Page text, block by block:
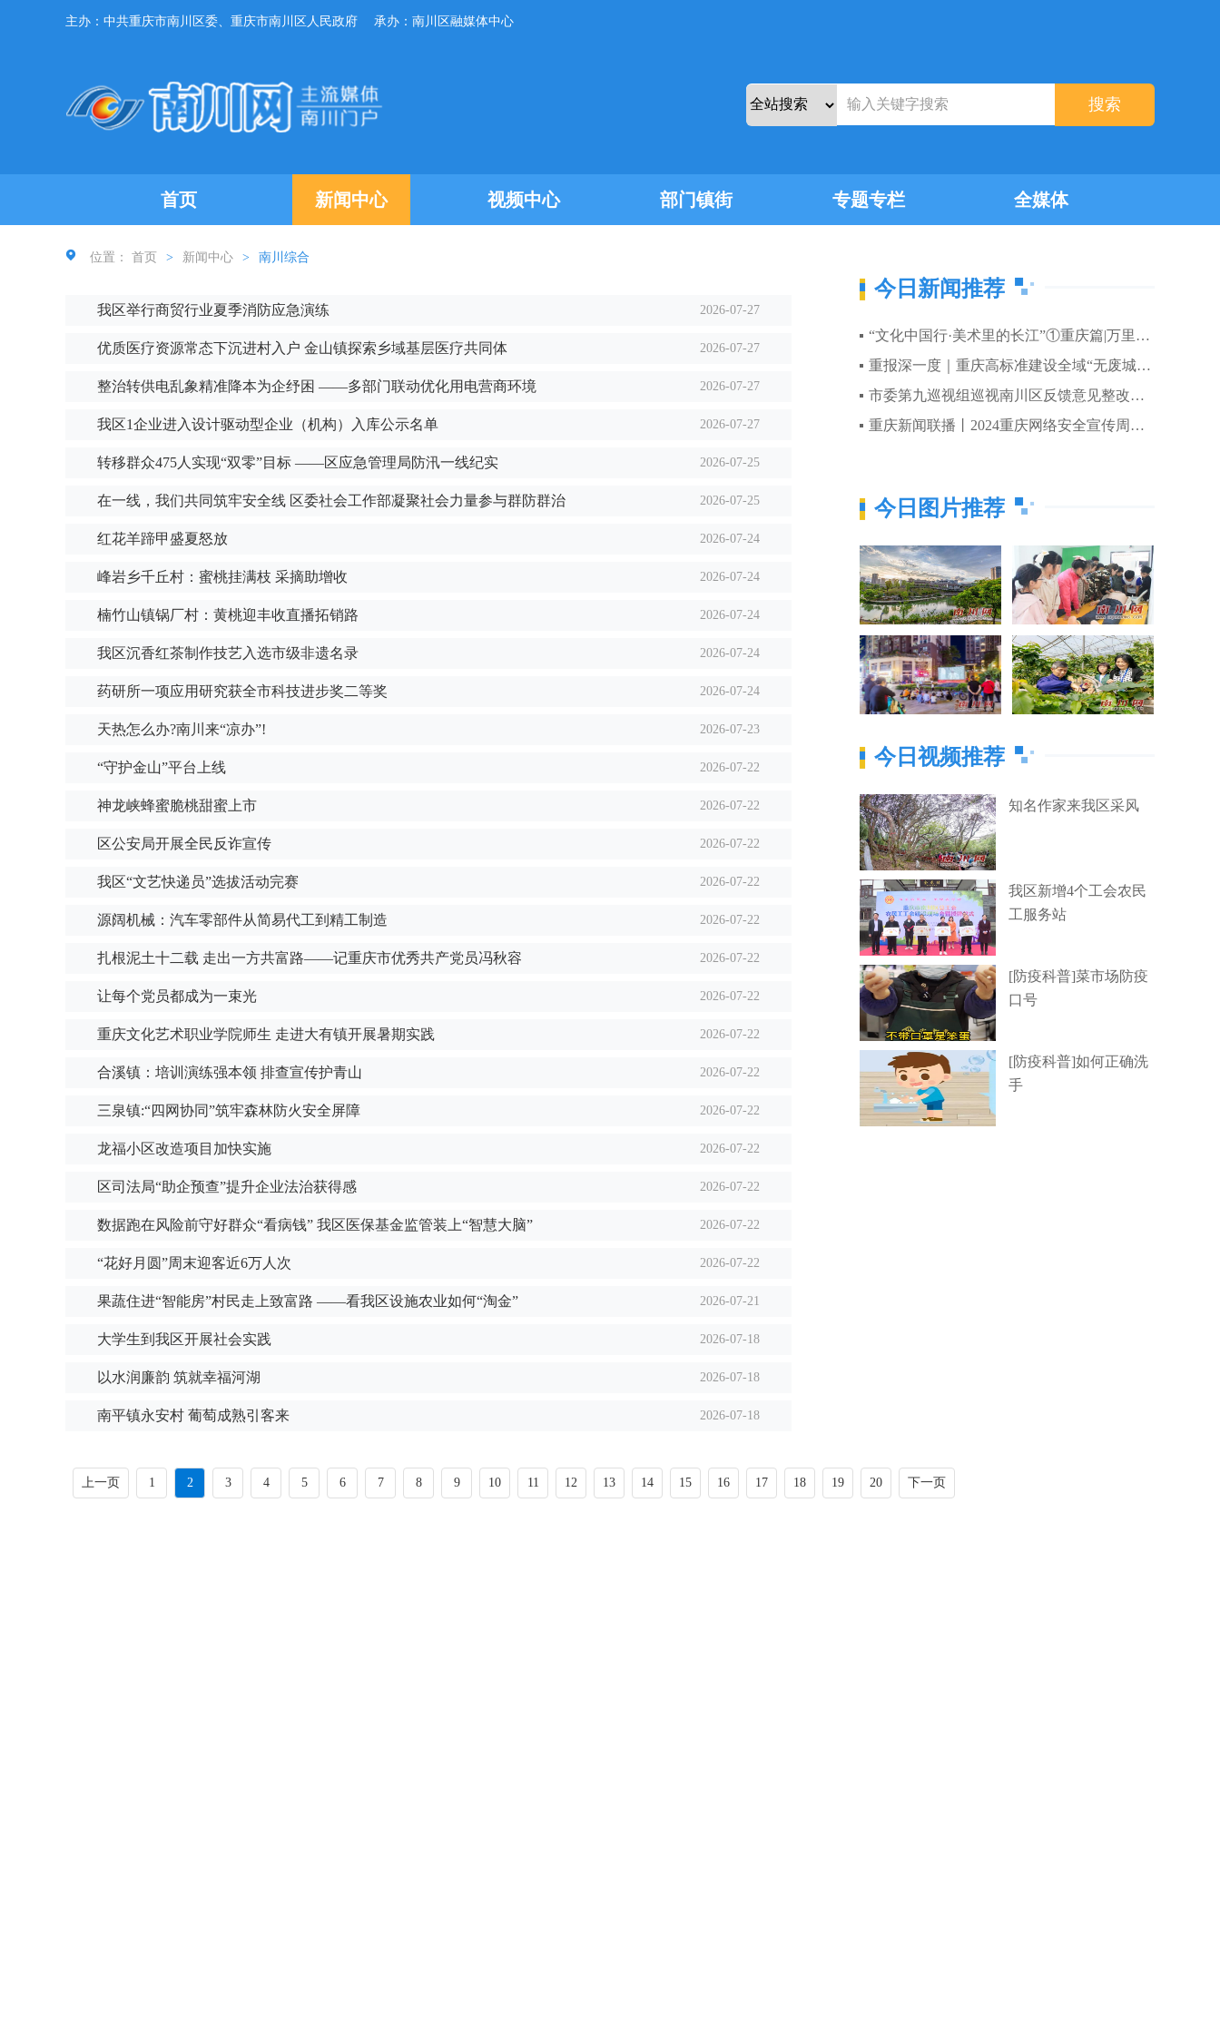
主办：中共重庆市南川区委、重庆市南川区人民政府 承办：南川区融媒体中心
搜索
首页 新闻中心 视频中心 部门镇街 专题专栏 全媒体
位置： 首页 > 新闻中心 > 南川综合
我区举行商贸行业夏季消防应急演练 2026-07-27
优质医疗资源常态下沉进村入户 金山镇探索乡域基层医疗共同体 2026-07-27
整治转供电乱象精准降本为企纾困 ——多部门联动优化用电营商环境 2026-07-27
我区1企业进入设计驱动型企业（机构）入库公示名单 2026-07-27
转移群众475人实现“双零”目标 ——区应急管理局防汛一线纪实 2026-07-25
在一线，我们共同筑牢安全线 区委社会工作部凝聚社会力量参与群防群治 2026-07-25
红花羊蹄甲盛夏怒放 2026-07-24
峰岩乡千丘村：蜜桃挂满枝 采摘助增收 2026-07-24
楠竹山镇锅厂村：黄桃迎丰收直播拓销路 2026-07-24
我区沉香红茶制作技艺入选市级非遗名录 2026-07-24
药研所一项应用研究获全市科技进步奖二等奖 2026-07-24
天热怎么办?南川来“凉办”! 2026-07-23
“守护金山”平台上线 2026-07-22
神龙峡蜂蜜脆桃甜蜜上市 2026-07-22
区公安局开展全民反诈宣传 2026-07-22
我区“文艺快递员”选拔活动完赛 2026-07-22
源阔机械：汽车零部件从简易代工到精工制造 2026-07-22
扎根泥土十二载 走出一方共富路——记重庆市优秀共产党员冯秋容 2026-07-22
让每个党员都成为一束光 2026-07-22
重庆文化艺术职业学院师生 走进大有镇开展暑期实践 2026-07-22
合溪镇：培训演练强本领 排查宣传护青山 2026-07-22
三泉镇:“四网协同”筑牢森林防火安全屏障 2026-07-22
龙福小区改造项目加快实施 2026-07-22
区司法局“助企预查”提升企业法治获得感 2026-07-22
数据跑在风险前守好群众“看病钱” 我区医保基金监管装上“智慧大脑” 2026-07-22
“花好月圆”周末迎客近6万人次 2026-07-22
果蔬住进“智能房”村民走上致富路 ——看我区设施农业如何“淘金” 2026-07-21
大学生到我区开展社会实践 2026-07-18
以水润廉韵 筑就幸福河湖 2026-07-18
南平镇永安村 葡萄成熟引客来 2026-07-18
上一页 1 2 3 4 5 6 7 8 9 10 11 12 13 14 15 16 17 18 19 20 下一页
今日新闻推荐
“文化中国行·美术里的长江”①重庆篇|万里长江入渝青山绿水入画
重报深一度｜重庆高标准建设全域“无废城市”
市委第九巡视组巡视南川区反馈意见整改工作动员部署会召开
重庆新闻联播丨2024重庆网络安全宣传周正式启动
今日图片推荐
今日视频推荐
知名作家来我区采风
我区新增4个工会农民
工服务站
[防疫科普]菜市场防疫
口号
[防疫科普]如何正确洗
手